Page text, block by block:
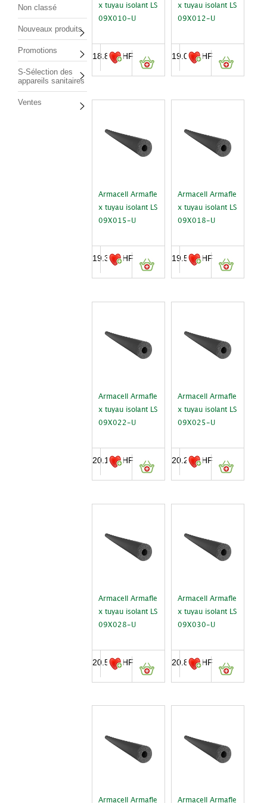
Non classé
Nouveaux produits
Promotions
S-Sélection des
appareils sanitaires
Ventes
x tuyau isolant LS
09X010-U
18.85CHF
x tuyau isolant LS
09X012-U
19.00CHF
Armacell Armafle
x tuyau isolant LS
09X015-U
19.30CHF
Armacell Armafle
x tuyau isolant LS
09X018-U
19.50CHF
Armacell Armafle
x tuyau isolant LS
09X022-U
20.10CHF
Armacell Armafle
x tuyau isolant LS
09X025-U
20.25CHF
Armacell Armafle
x tuyau isolant LS
09X028-U
20.50CHF
Armacell Armafle
x tuyau isolant LS
09X030-U
20.80CHF
Armacell Armafle Armacell Armafle